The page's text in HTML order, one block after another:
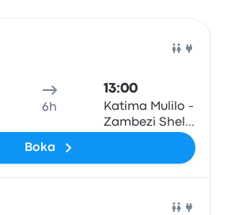
6h
13:00
Katima Mulilo -
Zambezi Shell
Boka